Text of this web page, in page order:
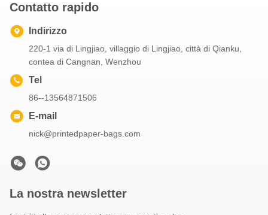
Contatto rapido
Indirizzo
220-1 via di Lingjiao, villaggio di Lingjiao, città di Qianku,
contea di Cangnan, Wenzhou
Tel
86--13564871506
E-mail
nick@printedpaper-bags.com
La nostra newsletter